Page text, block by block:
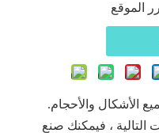
الموقع
الأشكال والأحجام.
التالية ، فيمكنك صنع